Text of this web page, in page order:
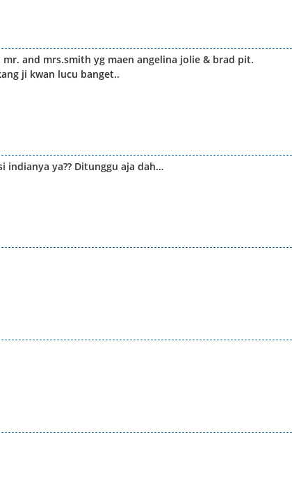
and mrs.smith yg maen angelina jolie & brad pit.
ji kwan lucu banget..
indianya ya?? Ditunggu aja dah…